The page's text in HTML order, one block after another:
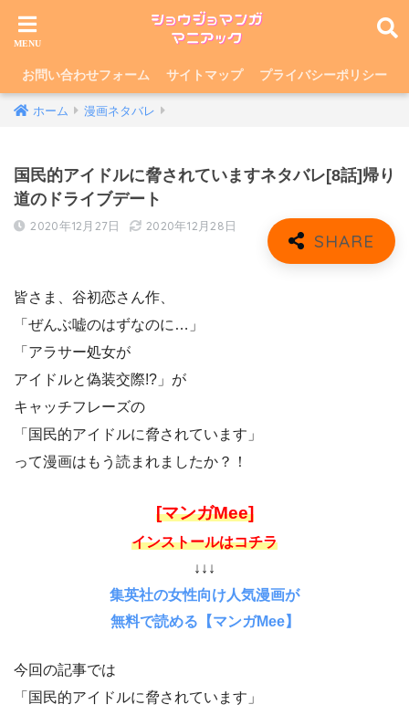
お問い合わせフォーム サイトマップ プライバシーポリシー
ホーム 漫画ネタバレ
国民的アイドルに脅されていますネタバレ[8話]帰り
道のドライブデート
2020年12月27日 2020年12月28日
皆さま、谷初恋さん作、
「ぜんぶ嘘のはずなのに…」
「アラサー処女が
アイドルと偽装交際!?」が
キャッチフレーズの
「国民的アイドルに脅されています」
って漫画はもう読まれましたか？！
[マンガMee]
インストールはコチラ
↓↓↓
集英社の女性向け人気漫画が
無料で読める【マンガMee】
今回の記事では
「国民的アイドルに脅されています」